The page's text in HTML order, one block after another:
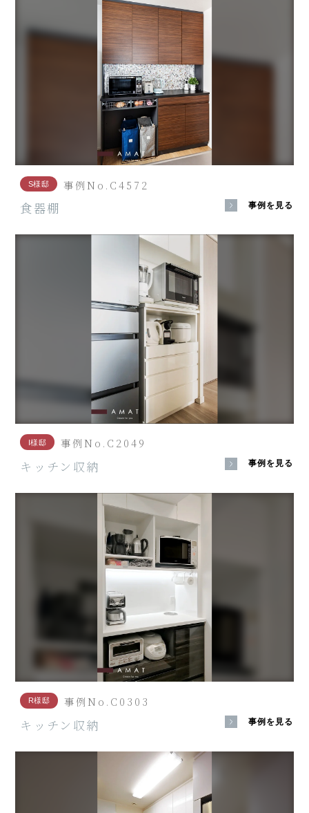
S様邸 事例No.C4572
食器棚 事例を見る
I様邸 事例No.C2049
キッチン収納 事例を見る
R様邸 事例No.C0303
キッチン収納 事例を見る